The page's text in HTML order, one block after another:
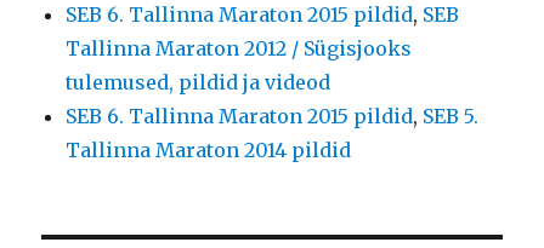
SEB 6. Tallinna Maraton 2015 pildid, SEB
Tallinna Maraton 2012 / Sügisjooks
tulemused, pildid ja videod
SEB 6. Tallinna Maraton 2015 pildid, SEB 5.
Tallinna Maraton 2014 pildid